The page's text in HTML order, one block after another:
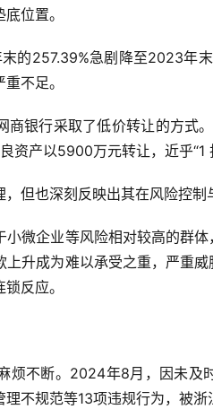
位置。
的257.39%急剧降至2023年
不足。
商银行采取了低价转让的方式
产以5900万元转让，近乎“1
但也深刻反映出其在风险控制
微企业等风险相对较高的群
升成为难以承受之重，严重
反应。
烦不断。2024年8月，因未及
不规范等13项违规行为，被浙